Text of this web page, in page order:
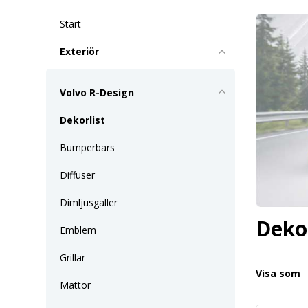
Start
Exteriör
Volvo R-Design
Dekorlist
Bumperbars
Diffuser
Dimljusgaller
Emblem
Grillar
Mattor
Visa som